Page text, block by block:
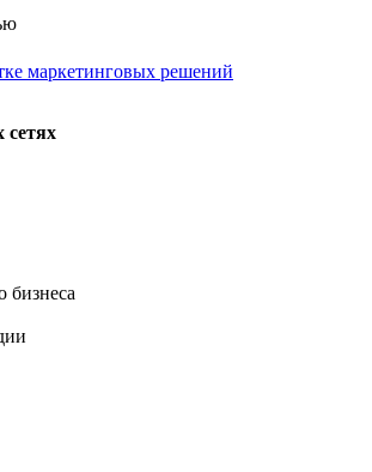
маркетинговых решений
бизнеса